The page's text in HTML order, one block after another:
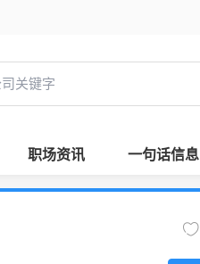
职场资讯 一句话信息